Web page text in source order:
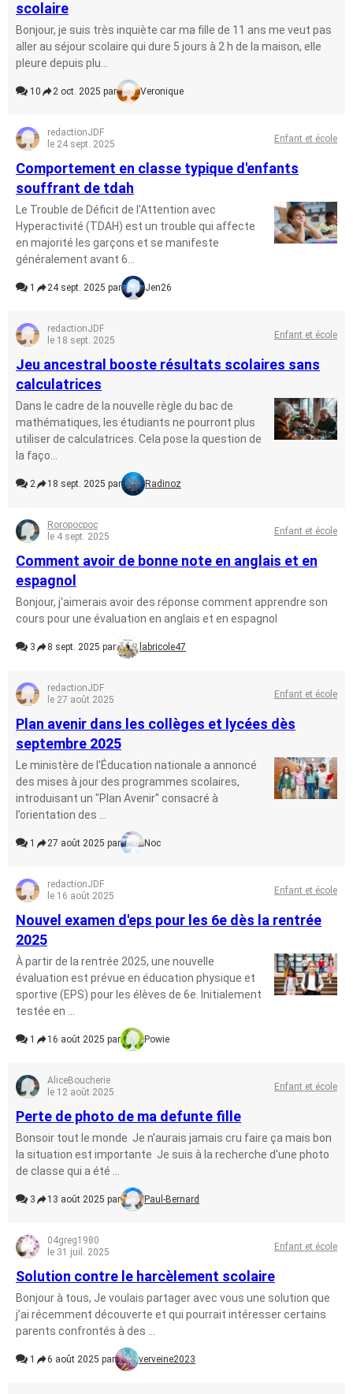
scolaire
Bonjour, je suis très inquiète car ma fille de 11 ans me veut pas
aller au séjour scolaire qui dure 5 jours à 2 h de la maison, elle
pleure depuis plu...
10 2 oct. 2025 par Veronique
redactionJDF
le 24 sept. 2025
Enfant et école
Comportement en classe typique d'enfants
souffrant de tdah
Le Trouble de Déficit de l'Attention avec
Hyperactivité (TDAH) est un trouble qui affecte
en majorité les garçons et se manifeste
généralement avant 6...
1 24 sept. 2025 par Jen26
redactionJDF
le 18 sept. 2025
Enfant et école
Jeu ancestral booste résultats scolaires sans
calculatrices
Dans le cadre de la nouvelle règle du bac de
mathématiques, les étudiants ne pourront plus
utiliser de calculatrices. Cela pose la question de
la faço...
2 18 sept. 2025 par Radinoz
Roropocpoc
le 4 sept. 2025
Enfant et école
Comment avoir de bonne note en anglais et en
espagnol
Bonjour, j'aimerais avoir des réponse comment apprendre son
cours pour une évaluation en anglais et en espagnol
3 8 sept. 2025 par labricole47
redactionJDF
le 27 août 2025
Enfant et école
Plan avenir dans les collèges et lycées dès
septembre 2025
Le ministère de l'Éducation nationale a annoncé
des mises à jour des programmes scolaires,
introduisant un "Plan Avenir" consacré à
l’orientation des ...
1 27 août 2025 par Noc
redactionJDF
le 16 août 2025
Enfant et école
Nouvel examen d'eps pour les 6e dès la rentrée
2025
À partir de la rentrée 2025, une nouvelle
évaluation est prévue en éducation physique et
sportive (EPS) pour les élèves de 6e. Initialement
testée en ...
1 16 août 2025 par Powie
AliceBoucherie
le 12 août 2025
Enfant et école
Perte de photo de ma defunte fille
Bonsoir tout le monde Je n'aurais jamais cru faire ça mais bon
la situation est importante Je suis à la recherche d'une photo
de classe qui a été ...
3 13 août 2025 par Paul-Bernard
04greg1980
le 31 juil. 2025
Enfant et école
Solution contre le harcèlement scolaire
Bonjour à tous, Je voulais partager avec vous une solution que
j’ai récemment découverte et qui pourrait intéresser certains
parents confrontés à des ...
1 6 août 2025 par verveine2023